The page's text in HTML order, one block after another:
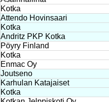
Kotka
Attendo Hovinsaari
Kotka
Andritz PKP Kotka
Pöyry Finland
Kotka
Enmac Oy
Joutseno
Karhulan Katajaiset
Kotka